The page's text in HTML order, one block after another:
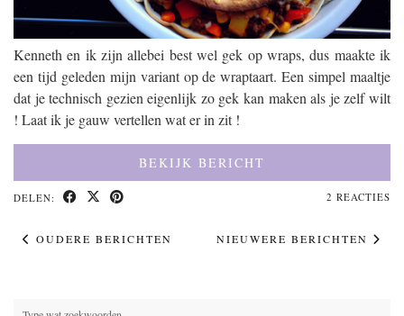
Kenneth en ik zijn allebei best wel gek op wraps, dus maakte ik
een tijd geleden mijn variant op de wraptaart. Een simpel maaltje
dat je technisch gezien eigenlijk zo gek kan maken als je zelf wilt
! Laat ik je gauw vertellen wat er in zit !
BEKIJK BERICHT
DELEN: 2 REACTIES
OUDERE BERICHTEN NIEUWERE BERICHTEN